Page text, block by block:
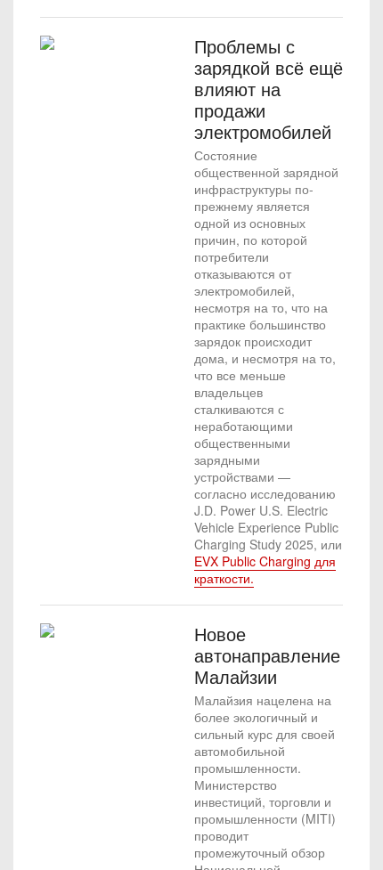
Проблемы с
зарядкой всё ещё
влияют на
продажи
электромобилей
Состояние
общественной зарядной
инфраструктуры по-
прежнему является
одной из основных
причин, по которой
потребители
отказываются от
электромобилей,
несмотря на то, что на
практике большинство
зарядок происходит
дома, и несмотря на то,
что все меньше
владельцев
сталкиваются с
неработающими
общественными
зарядными
устройствами —
согласно исследованию
J.D. Power U.S. Electric
Vehicle Experience Public
Charging Study 2025, или
EVX Public Charging для
краткости.
Новое
автонаправление
Малайзии
Малайзия нацелена на
более экологичный и
сильный курс для своей
автомобильной
промышленности.
Министерство
инвестиций, торговли и
промышленности (MITI)
проводит
промежуточный обзор